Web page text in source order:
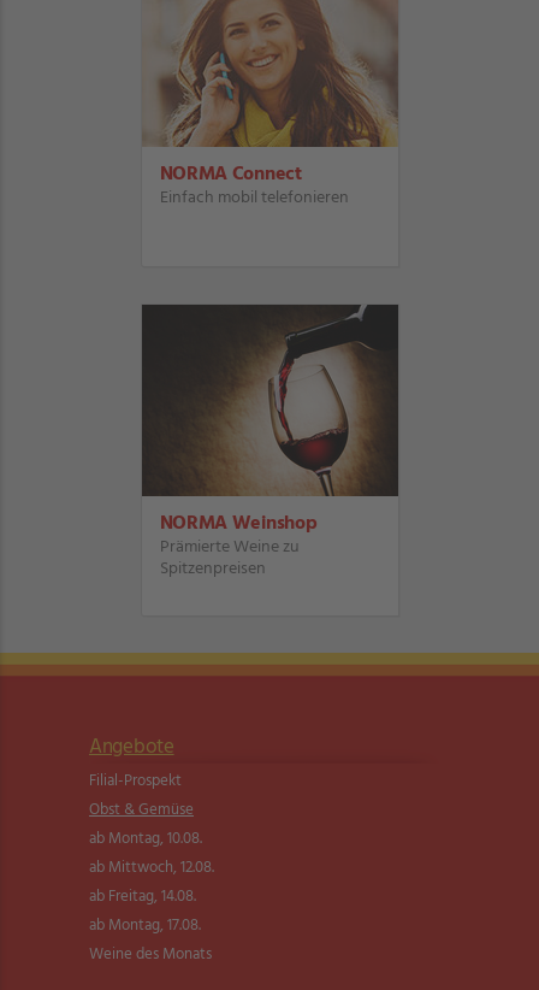
NORMA Connect
Einfach mobil telefonieren
NORMA Weinshop
Prämierte Weine zu
Spitzenpreisen
Angebote
Filial-Prospekt
Obst & Gemüse
ab Montag, 10.08.
ab Mittwoch, 12.08.
ab Freitag, 14.08.
ab Montag, 17.08.
Weine des Monats